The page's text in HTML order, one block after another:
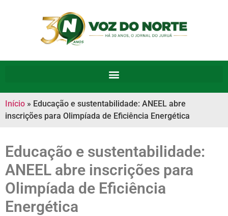
Início » Educação e sustentabilidade: ANEEL abre
inscrições para Olimpíada de Eficiência Energética
Educação e sustentabilidade:
ANEEL abre inscrições para
Olimpíada de Eficiência
Energética